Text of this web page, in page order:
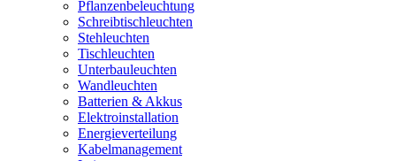
Pflanzenbeleuchtung
Schreibtischleuchten
Stehleuchten
Tischleuchten
Unterbauleuchten
Wandleuchten
Batterien & Akkus
Elektroinstallation
Energieverteilung
Kabelmanagement